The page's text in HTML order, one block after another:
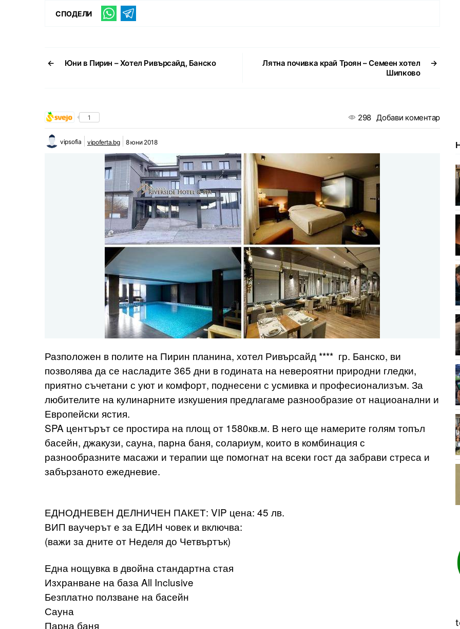
СПОДЕЛИ
← Юни в Пирин – Хотел Ривърсайд, Банско →
Лятна почивка край Троян – Семеен хотел
Шипково
1 298 Добави коментар
vipsofia vipoferta.bg 8 юни 2018
Разположен в полите на Пирин планина, хотел Ривърсайд **** гр. Банско, ви
позволява да се насладите 365 дни в годината на невероятни природни гледки,
приятно съчетани с уют и комфорт, поднесени с усмивка и професионализъм. За
любителите на кулинарните изкушения предлагаме разнообразие от нациоанални и
Европейски ястия.
SPA центърът се простира на площ от 1580кв.м. В него ще намерите голям топъл
басейн, джакузи, сауна, парна баня, солариум, които в комбинация с
разнообразните масажи и терапии ще помогнат на всеки гост да забрави стреса и
забързаното ежедневие.
ЕДНОДНЕВЕН ДЕЛНИЧЕН ПАКЕТ: VIP цена: 45 лв.
ВИП ваучерът е за ЕДИН човек и включва:
(важи за дните от Неделя до Четвъртък)
Една нощувка в двойна стандартна стая
Изхранване на база All Inclusive
Безплатно ползване на басейн
Сауна
Парна баня